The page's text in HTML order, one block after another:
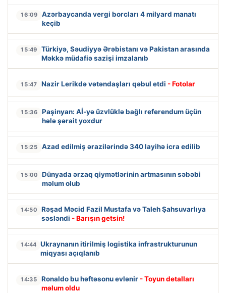
16:09
Azərbaycanda vergi borcları 4 milyard manatı
keçib
15:49
Türkiyə, Səudiyyə Ərəbistanı və Pakistan arasında
Məkkə müdafiə sazişi imzalanıb
15:47 Nazir Lerikdə vətəndaşları qəbul etdi - Fotolar
15:36
Paşinyan: Aİ-yə üzvlüklə bağlı referendum üçün
hələ şərait yoxdur
15:25 Azad edilmiş ərazilərində 340 layihə icra edilib
15:00
Dünyada ərzaq qiymətlərinin artmasının səbəbi
məlum olub
14:50
Rəşad Məcid Fazil Mustafa və Taleh Şahsuvarlıya
səsləndi - Barışın getsin!
14:44 Ukraynanın itirilmiş logistika infrastrukturunun
miqyası açıqlanıb
14:35 Ronaldo bu həftəsonu evlənir - Toyun detalları
məlum oldu